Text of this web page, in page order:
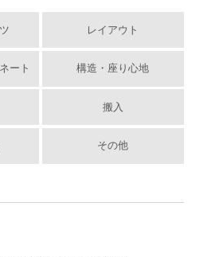
レイアウト
ート 構造・座り心地
搬入
その他